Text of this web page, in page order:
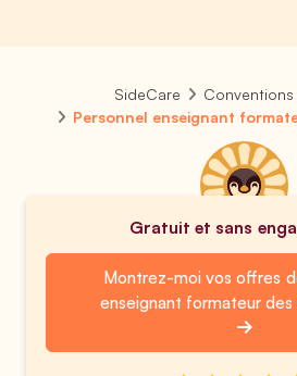
SideCare
Personnel enseignant
Gratuit et sans
Montrez-moi vos offres
enseignant formateur des